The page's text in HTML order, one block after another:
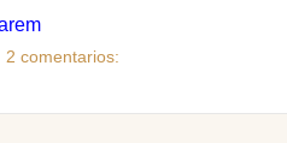
2 comentarios: